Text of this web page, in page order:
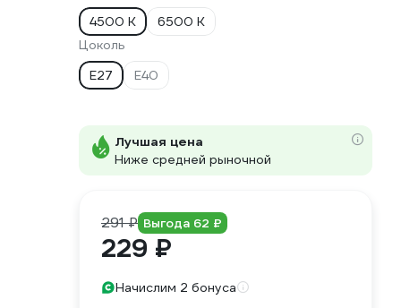
4500 К
6500 К
Цоколь
E27
E40
Лучшая цена
Ниже средней рыночной
291 ₽ Выгода 62 ₽
229 ₽
Начислим 2 бонуса